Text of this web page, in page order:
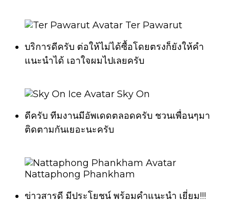
Ter Pawarut
บริการดีครับ ต่อให้ไม่ได้ซื้อโดยตรงก็ยังให้คำ
แนะนำได้ เอาใจผมไปเลยครับ
Sky On
ดีครับ ทีมงานมีอัพเดดตลอดครับ ชวนเพื่อนๆมา
ติดตามกันเยอะนะครับ
Nattaphong Phankham
ข่าวสารดี มีประโยชน์ พร้อมคำแนะนำ เยี่ยม!!!